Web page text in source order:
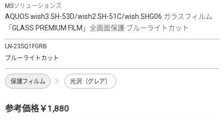
MSソリューションズ
AQUOS wish3 SH-53D/wish2 SH-51C/wish SHG06 ガラスフィルム
「GLASS PREMIUM FILM」全画面保護 ブルーライトカット
LN-23SQ1FGRB
ブルーライトカット
保護フィルム 光沢（グレア）
参考価格￥1,880